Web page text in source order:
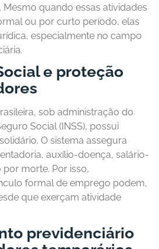
Mesmo quando essas atividades
ou por curto período, elas
especialmente no campo
e proteção
sob administração do
Social (INSS), possui
O sistema assegura
auxílio-doença, salário-
morte. Por isso,
formal de emprego podem,
que exerçam atividade
previdenciário